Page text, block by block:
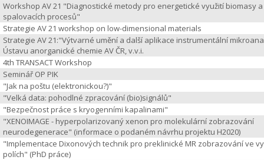
Workshop AV 21 "Diagnostické metody pro energetické využití biomasy
spalovacích procesů"
Strategie AV 21 workshop on low-dimensional materials
Strategie AV 21:"Výtvarné umění a další aplikace instrumentální
Ústavu anorganické chemie AV ČR, v.v.i.
4th TRANSACT Workshop
Seminář OP PIK
"Jak na poštu (elektronickou?)"
"Velká data: pohodlné zpracování (bio)signálů"
"Bezpečnost práce s kryogenními kapalinami"
"XENOIMAGE - hyperpolarizovaný xenon pro molekulární zobrazování
neurodegenerace" (informace o podaném návrhu projektu H2020)
"Implementace Dixonových technik pro preklinické MR zobrazování ve
polích" (PhD práce)